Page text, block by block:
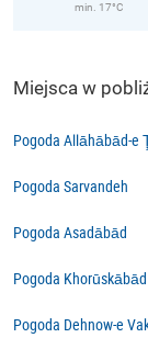
min. 17°C
Miejsca w
Pogoda Allāhābād-e
Pogoda Sarvandeh
Pogoda Asadābād
Pogoda Khorūskābād
Pogoda Dehnow-e